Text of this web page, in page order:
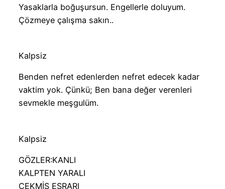
Yasaklarla boğuşursun. Engellerle doluyum.
Çözmeye çalışma sakın..
Kalpsiz
Benden nefret edenlerden nefret edecek kadar
vaktim yok. Çünkü; Ben bana değer verenleri
sevmekle meşgulüm.
Kalpsiz
GÖZLER:KANLI
KALPTEN YARALI
ÇEKMİŞ ESRARI